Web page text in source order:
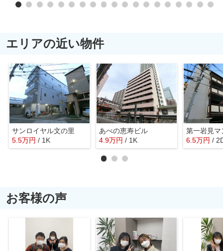
エリアの近い物件
サンロイヤル文の里
5.5万円 / 1K
あべの恵寿ビル
4.9万円 / 1K
第一岩見マ
6.5万円 /
お客様の声